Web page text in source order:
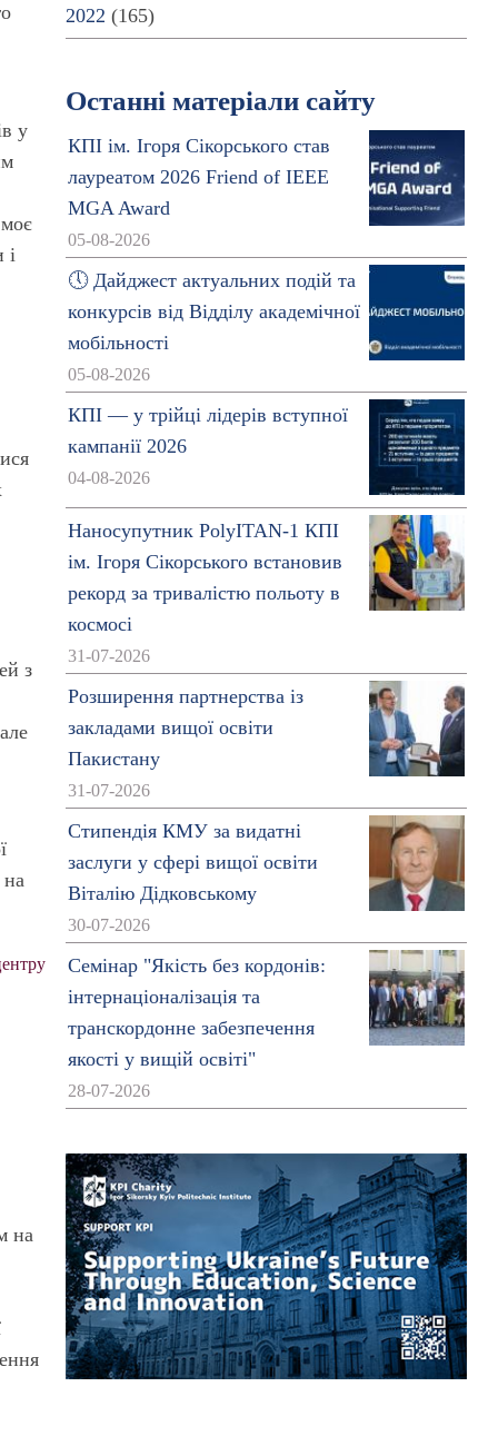
у
і
з
на
на
2022 (165)
Останні матеріали сайту
КПІ ім. Ігоря Сікорського став
лауреатом 2026 Friend of IEEE
MGA Award
05-08-2026
🕔 Дайджест актуальних подій та
конкурсів від Відділу академічної
мобільності
05-08-2026
КПІ — у трійці лідерів вступної
кампанії 2026
04-08-2026
Наносупутник PolyITAN-1 КПІ
ім. Ігоря Сікорського встановив
рекорд за тривалістю польоту в
космосі
31-07-2026
Розширення партнерства із
закладами вищої освіти
Пакистану
31-07-2026
Стипендія КМУ за видатні
заслуги у сфері вищої освіти
Віталію Дідковському
30-07-2026
Семінар "Якість без кордонів:
інтернаціоналізація та
транскордонне забезпечення
якості у вищій освіті"
28-07-2026